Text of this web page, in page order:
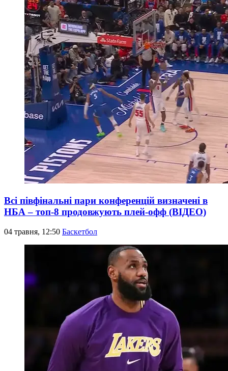
Всі півфінальні пари конференцій визначені в
НБА – топ-8 продовжують плей-офф (ВІДЕО)
04 травня, 12:50 Баскетбол